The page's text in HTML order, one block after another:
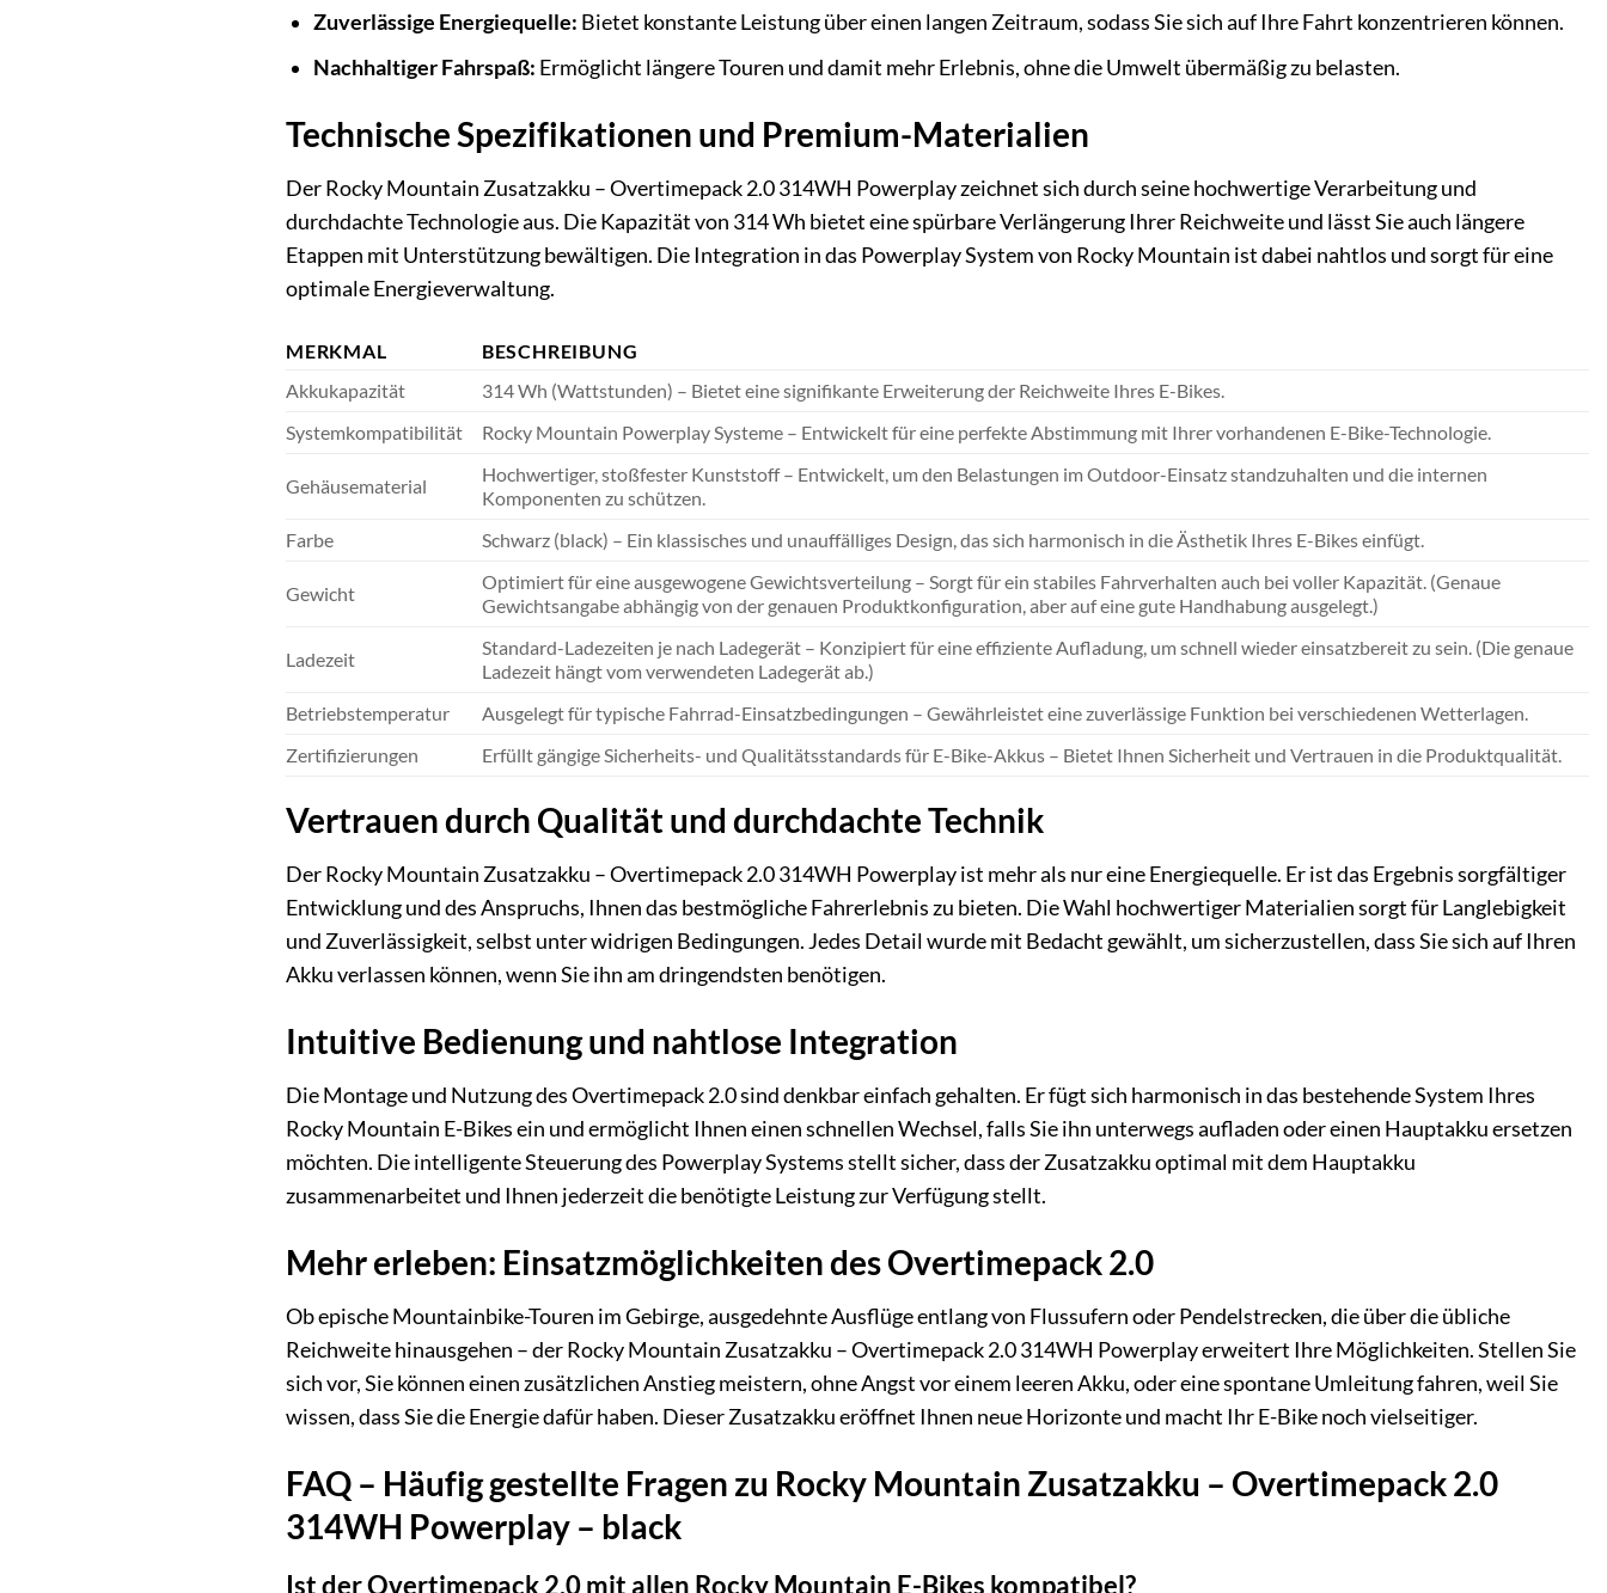
Zuverlässige Energiequelle: Bietet konstante Leistung über einen langen Zeitraum, sodass Sie sich auf Ihre Fahrt konzentrieren können.
Nachhaltiger Fahrspaß: Ermöglicht längere Touren und damit mehr Erlebnis, ohne die Umwelt übermäßig zu belasten.
Technische Spezifikationen und Premium-Materialien
Der Rocky Mountain Zusatzakku – Overtimepack 2.0 314WH Powerplay zeichnet sich durch seine hochwertige Verarbeitung und
durchdachte Technologie aus. Die Kapazität von 314 Wh bietet eine spürbare Verlängerung Ihrer Reichweite und lässt Sie auch längere
Etappen mit Unterstützung bewältigen. Die Integration in das Powerplay System von Rocky Mountain ist dabei nahtlos und sorgt für eine
optimale Energieverwaltung.
MERKMAL
BESCHREIBUNG
Akkukapazität
314 Wh (Wattstunden) – Bietet eine signifikante Erweiterung der Reichweite Ihres E-Bikes.
Systemkompatibilität
Rocky Mountain Powerplay Systeme – Entwickelt für eine perfekte Abstimmung mit Ihrer vorhandenen E-Bike-Technologie.
Gehäusematerial
Hochwertiger, stoßfester Kunststoff – Entwickelt, um den Belastungen im Outdoor-Einsatz standzuhalten und die internen
Komponenten zu schützen.
Farbe
Schwarz (black) – Ein klassisches und unauffälliges Design, das sich harmonisch in die Ästhetik Ihres E-Bikes einfügt.
Gewicht
Optimiert für eine ausgewogene Gewichtsverteilung – Sorgt für ein stabiles Fahrverhalten auch bei voller Kapazität. (Genaue
Gewichtsangabe abhängig von der genauen Produktkonfiguration, aber auf eine gute Handhabung ausgelegt.)
Ladezeit
Standard-Ladezeiten je nach Ladegerät – Konzipiert für eine effiziente Aufladung, um schnell wieder einsatzbereit zu sein. (Die genaue
Ladezeit hängt vom verwendeten Ladegerät ab.)
Betriebstemperatur
Ausgelegt für typische Fahrrad-Einsatzbedingungen – Gewährleistet eine zuverlässige Funktion bei verschiedenen Wetterlagen.
Zertifizierungen
Erfüllt gängige Sicherheits- und Qualitätsstandards für E-Bike-Akkus – Bietet Ihnen Sicherheit und Vertrauen in die Produktqualität.
Vertrauen durch Qualität und durchdachte Technik
Der Rocky Mountain Zusatzakku – Overtimepack 2.0 314WH Powerplay ist mehr als nur eine Energiequelle. Er ist das Ergebnis sorgfältiger
Entwicklung und des Anspruchs, Ihnen das bestmögliche Fahrerlebnis zu bieten. Die Wahl hochwertiger Materialien sorgt für Langlebigkeit
und Zuverlässigkeit, selbst unter widrigen Bedingungen. Jedes Detail wurde mit Bedacht gewählt, um sicherzustellen, dass Sie sich auf Ihren
Akku verlassen können, wenn Sie ihn am dringendsten benötigen.
Intuitive Bedienung und nahtlose Integration
Die Montage und Nutzung des Overtimepack 2.0 sind denkbar einfach gehalten. Er fügt sich harmonisch in das bestehende System Ihres
Rocky Mountain E-Bikes ein und ermöglicht Ihnen einen schnellen Wechsel, falls Sie ihn unterwegs aufladen oder einen Hauptakku ersetzen
möchten. Die intelligente Steuerung des Powerplay Systems stellt sicher, dass der Zusatzakku optimal mit dem Hauptakku
zusammenarbeitet und Ihnen jederzeit die benötigte Leistung zur Verfügung stellt.
Mehr erleben: Einsatzmöglichkeiten des Overtimepack 2.0
Ob epische Mountainbike-Touren im Gebirge, ausgedehnte Ausflüge entlang von Flussufern oder Pendelstrecken, die über die übliche
Reichweite hinausgehen – der Rocky Mountain Zusatzakku – Overtimepack 2.0 314WH Powerplay erweitert Ihre Möglichkeiten. Stellen Sie
sich vor, Sie können einen zusätzlichen Anstieg meistern, ohne Angst vor einem leeren Akku, oder eine spontane Umleitung fahren, weil Sie
wissen, dass Sie die Energie dafür haben. Dieser Zusatzakku eröffnet Ihnen neue Horizonte und macht Ihr E-Bike noch vielseitiger.
FAQ – Häufig gestellte Fragen zu Rocky Mountain Zusatzakku – Overtimepack 2.0
314WH Powerplay – black
Ist der Overtimepack 2.0 mit allen Rocky Mountain E-Bikes kompatibel?